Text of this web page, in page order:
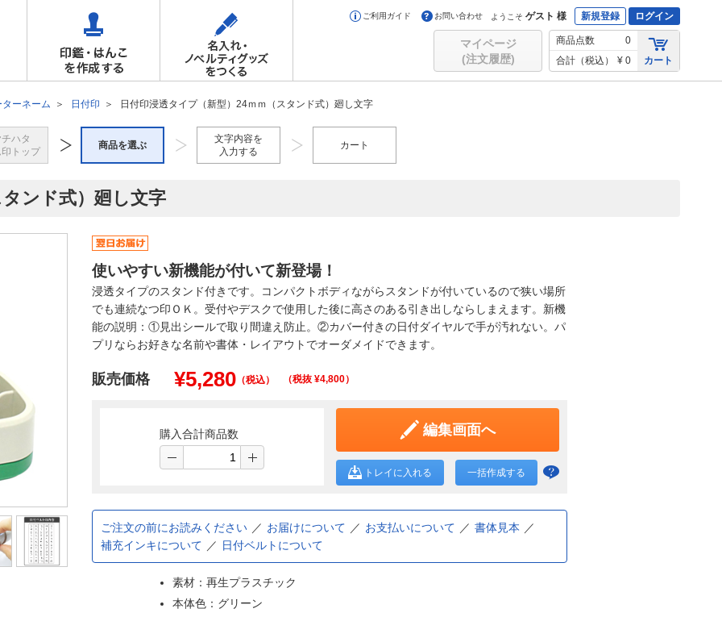
ご利用ガイド お問い合わせ ようこそ ゲスト 様 新規登録 ログイン
マイページ
(注文履歴)
商品点数
0
合計（税込）
¥ 0 カート
ターネーム 日付印 日付印浸透タイプ（新型）24ｍｍ（スタンド式）廻し文字
ハタ
トップ
商品を選ぶ
文字内容を
入力する
カート
ンド式）廻し文字
使いやすい新機能が付いて新登場！
浸透タイプのスタンド付きです。コンパクトボディながらスタンドが付いているので狭い場所
でも連続なつ印ＯＫ。受付やデスクで使用した後に高さのある引き出しならしまえます。新機
能の説明：①見出シールで取り間違え防止。②カバー付きの日付ダイヤルで手が汚れない。パ
プリならお好きな名前や書体・レイアウトでオーダメイドできます。
販売価格 ¥5,280 （税込） （税抜 ¥4,800）
購入合計商品数 編集画面へ
トレイに入れる 一括作成する
ご注文の前にお読みください お届けについて お支払いについて
書体見本
補充インキについて
日付ベルトについて
素材：再生プラスチック
本体色：グリーン